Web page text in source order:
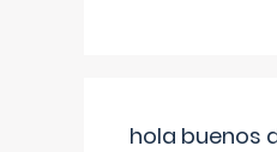
hola buenos